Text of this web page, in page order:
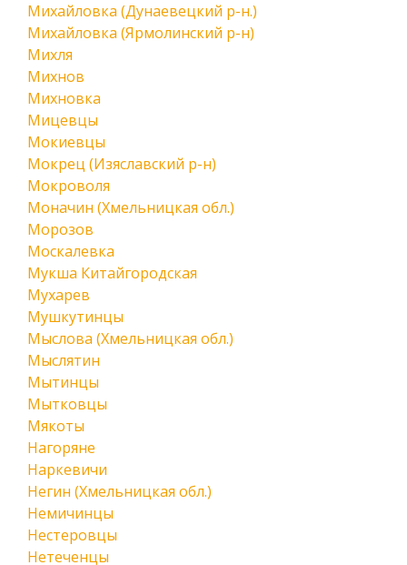
Михайловка (Дунаевецкий р-н.)
Михайловка (Ярмолинский р-н)
Михля
Михнов
Михновка
Мицевцы
Мокиевцы
Мокрец (Изяславский р-н)
Мокроволя
Моначин (Хмельницкая обл.)
Морозов
Москалевка
Мукша Китайгородская
Мухарев
Мушкутинцы
Мыслова (Хмельницкая обл.)
Мыслятин
Мытинцы
Мытковцы
Мякоты
Нагоряне
Наркевичи
Негин (Хмельницкая обл.)
Немичинцы
Нестеровцы
Нетеченцы